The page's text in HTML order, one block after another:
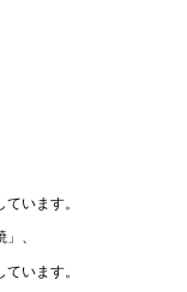
います。
、
います。